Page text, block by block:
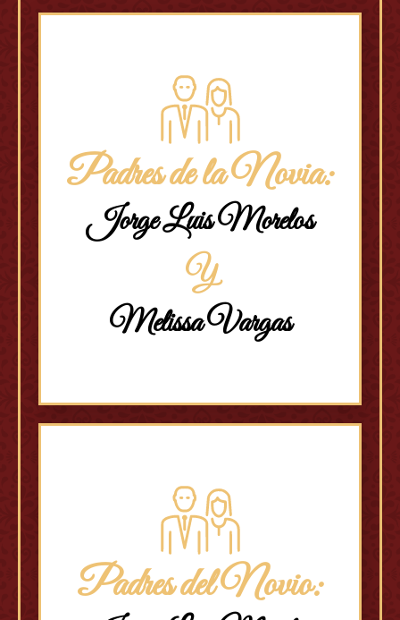
Padres de la Novia:
Jorge Luis Morelos
Y
Melissa Vargas
Padres del Novio: